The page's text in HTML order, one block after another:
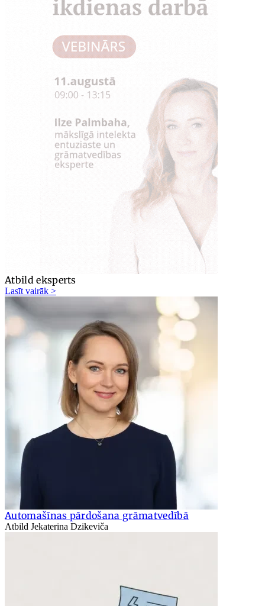
Atbild eksperts
Lasīt vairāk >
Automašīnas pārdošana grāmatvedībā
Atbild Jekaterina Dzikeviča